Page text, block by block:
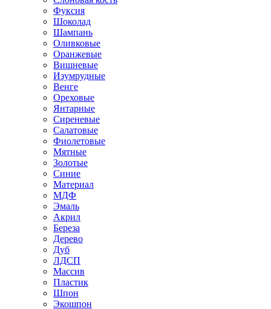
Фуксия
Шоколад
Шампань
Оливковые
Оранжевые
Вишневые
Изумрудные
Венге
Ореховые
Янтарные
Сиреневые
Салатовые
Фиолетовые
Мятные
Золотые
Синие
Материал
МДФ
Эмаль
Акрил
Береза
Дерево
Дуб
ЛДСП
Массив
Пластик
Шпон
Экошпон